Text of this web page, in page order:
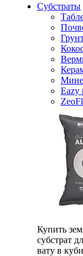
Субстраты
Eazy
Купить
субстрат
вату в